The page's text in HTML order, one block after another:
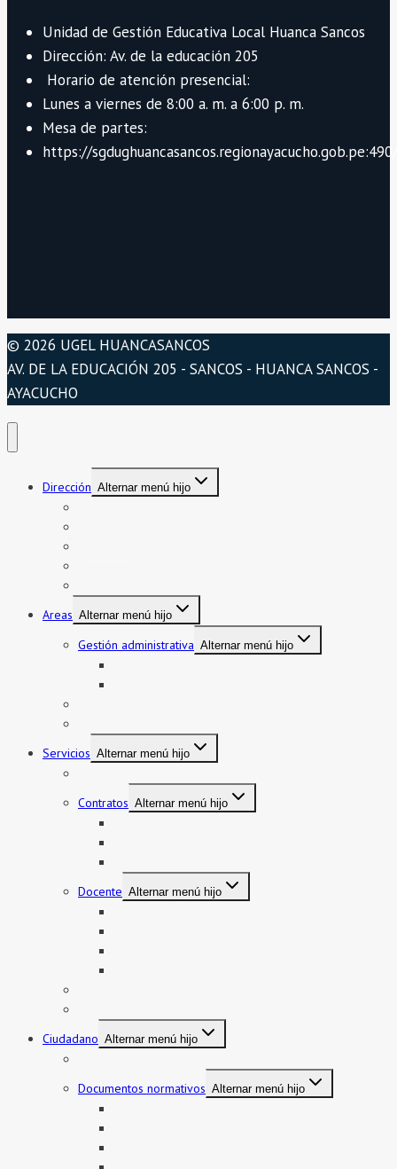
Unidad de Gestión Educativa Local Huanca Sancos
Dirección: Av. de la educación 205
Horario de atención presencial:
Lunes a viernes de 8:00 a. m. a 6:00 p. m.
Mesa de partes:
https://
© 2026 UGEL HUANCASANCOS
AV. DE LA EDUCACIÓN 205 - SANCOS - HUANCA SANCOS -
AYACUCHO
Dirección Alternar menú hijo
Areas Alternar menú hijo
Gestión administrativa Alternar menú hijo
Servicios Alternar menú hijo
Contratos Alternar menú hijo
Docente Alternar menú hijo
Ciudadano Alternar menú hijo
Documentos normativos Alternar menú hijo